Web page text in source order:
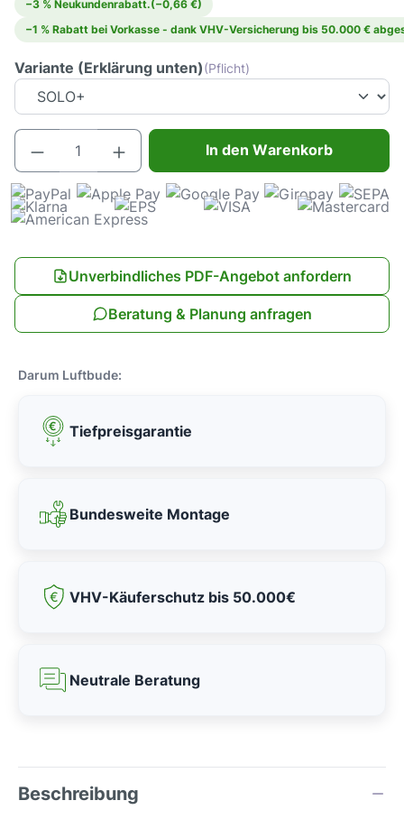
−3 % Neukundenrabatt.(−0,66 €)
−1 % Rabatt bei Vorkasse - dank VHV-Versicherung bis 50.000 €
Variante (Erklärung unten)(Pflicht)
Produkt Anzahl: Gib den gewünschten
In den Warenkorb
Unverbindliches PDF-Angebot anfordern
Beratung & Planung anfragen
Darum Luftbude:
Tiefpreisgarantie
Bundesweite Montage
VHV-Käuferschutz bis 50.000€
Neutrale Beratung
Beschreibung